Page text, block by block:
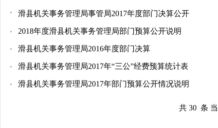
滑县机关事务管理局事管局2017年度部门决算公开
2018年度滑县机关事务管理局部门预算公开说明
滑县机关事务管理局2016年度部门决算
滑县机关事务管理局2017年“三公”经费预算统计表
滑县机关事务管理局2017年部门预算公开情况说明
共 30 条